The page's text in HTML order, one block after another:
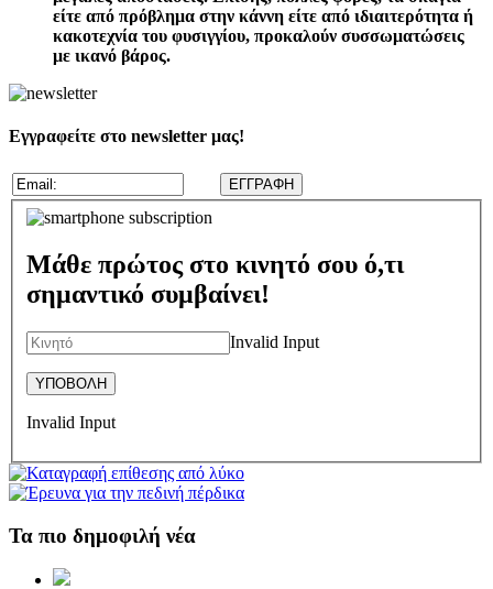
είτε από πρόβλημα στην κάννη είτε από ιδιαιτερότητα ή
κακοτεχνία του φυσιγγίου, προκαλούν συσσωματώσεις
με ικανό βάρος.
Εγγραφείτε στο newsletter μας!
Μάθε πρώτος στο κινητό σου ό,τι
σημαντικό συμβαίνει!
Invalid Input
Invalid Input
Τα πιο δημοφιλή νέα